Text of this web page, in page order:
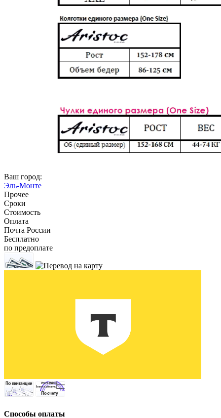
Ваш город:
Эль-Монте
Прочее
Сроки
Стоимость
Оплата
Почта России
Бесплатно
по предоплате
Способы оплаты